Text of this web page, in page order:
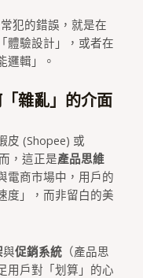
犯的錯誤，就是在
體驗設計」，或者在
邏輯」。
雜亂」的介面
皮 (Shopee) 或
，這正是產品思維
電商市場中，用戶的
度」，而非留白的美
與促銷系統（產品思
用戶對「划算」的心